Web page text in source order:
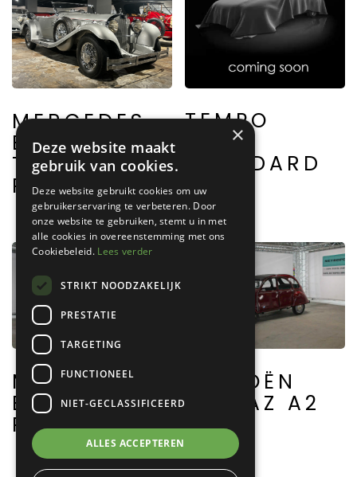
MERCEDES
BENZ 500K
TOURING
PHAETON
TEMPO
A400
STANDARD
MERCEDES
BENZ 300SL
ROADSTER
CITROËN
2CV AZ A2
×
Deze website maakt
gebruik van cookies.
Deze website gebruikt cookies om uw
gebruikerservaring te verbeteren. Door
onze website te gebruiken, stemt u in met
alle cookies in overeenstemming met ons
Cookiebeleid. Lees verder
STRIKT NOODZAKELIJK
PRESTATIE
TARGETING
FUNCTIONEEL
NIET-GECLASSIFICEERD
ALLES ACCEPTEREN